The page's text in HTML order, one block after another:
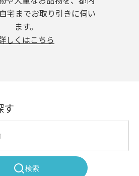
宅までお取り引きに伺い
ます。
しくはこちら
す
検索